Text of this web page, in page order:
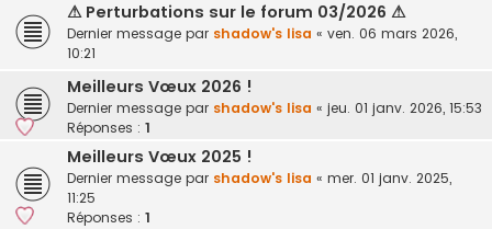
⚠ Perturbations sur le forum 03/2026 ⚠
Dernier message par shadow's lisa « ven. 06 mars 2026,
10:21
Meilleurs Vœux 2026 !
Dernier message par shadow's lisa « jeu. 01 janv. 2026, 15:53
Réponses : 1
Meilleurs Vœux 2025 !
Dernier message par shadow's lisa « mer. 01 janv. 2025,
11:25
Réponses : 1